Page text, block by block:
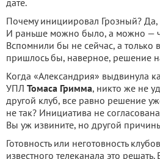
Почему инициировал Грозный? Да,
И раньше можно было, а можно —
Вспомнили бы не сейчас, а только
пришлось бы, наверное, решение
Когда «Александрия» выдвинула
УПЛ Томаса Гримма, никто же не
другой клуб, все равно решение
не так? Инициатива не
Вы уж извините, но другой
Готовность или неготовность
известного телеканала это решать.